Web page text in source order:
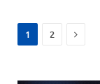
1 2 Next